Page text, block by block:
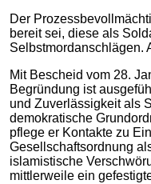
Der
bereit sei, diese als
Selbstmordanschlägen.
Mit Bescheid vom 28.
Begründung ist
und Zuverlässigkeit als
demokratische
pflege er Kontakte zu
Gesellschaftsordnung
islamistische
mittlerweile ein